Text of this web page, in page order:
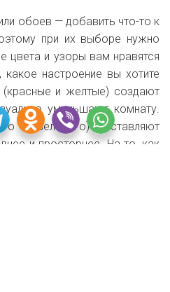
обоев — добавить что-то к
при их выборе нужно
цвета и узоры вам нравятся
настроение вы хотите
(красные и желтые) создают
уменьшают комнату.
и зеленого) заставляют
и просторнее. На то, как